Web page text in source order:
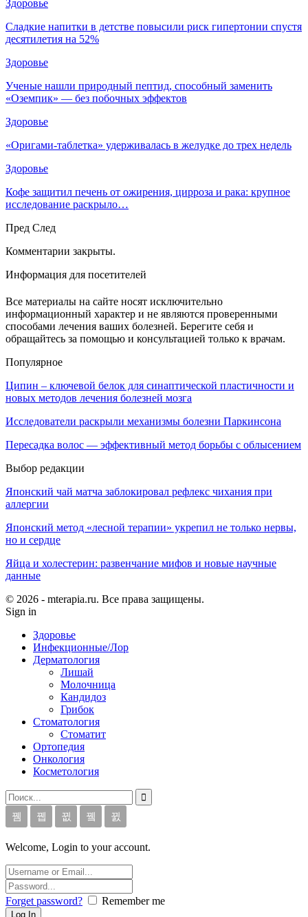
Здоровье
Сладкие напитки в детстве повысили риск гипертонии спустя
десятилетия на 52%
Здоровье
Ученые нашли природный пептид, способный заменить
«Оземпик» — без побочных эффектов
Здоровье
«Оригами-таблетка» удерживалась в желудке до трех недель
Здоровье
Кофе защитил печень от ожирения, цирроза и рака: крупное
исследование раскрыло…
Пред След
Комментарии закрыты.
Информация для посетителей
Все материалы на сайте носят исключительно
информационный характер и не являются проверенными
способами лечения ваших болезней. Берегите себя и
обращайтесь за помощью и консультацией только к врачам.
Популярное
Ципин – ключевой белок для синаптической пластичности и
новых методов лечения болезней мозга
Исследователи раскрыли механизмы болезни Паркинсона
Пересадка волос — эффективный метод борьбы с облысением
Выбор редакции
Японский чай матча заблокировал рефлекс чихания при
аллергии
Японский метод «лесной терапии» укрепил не только нервы,
но и сердце
Яйца и холестерин: развенчание мифов и новые научные
данные
© 2026 - mterapia.ru. Все права защищены.
Sign in
Здоровье
Инфекционные/Лор
Дерматология
Лишай
Молочница
Кандидоз
Грибок
Стоматология
Стоматит
Ортопедия
Онкология
Косметология
Welcome, Login to your account.
Forget password? Remember me